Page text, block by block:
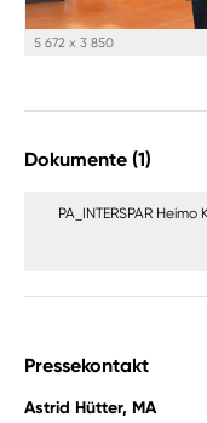
5 672 x 3 850
Dokumente (1)
PA_INTERSPAR
Pressekontakt
Astrid Hütter, MA